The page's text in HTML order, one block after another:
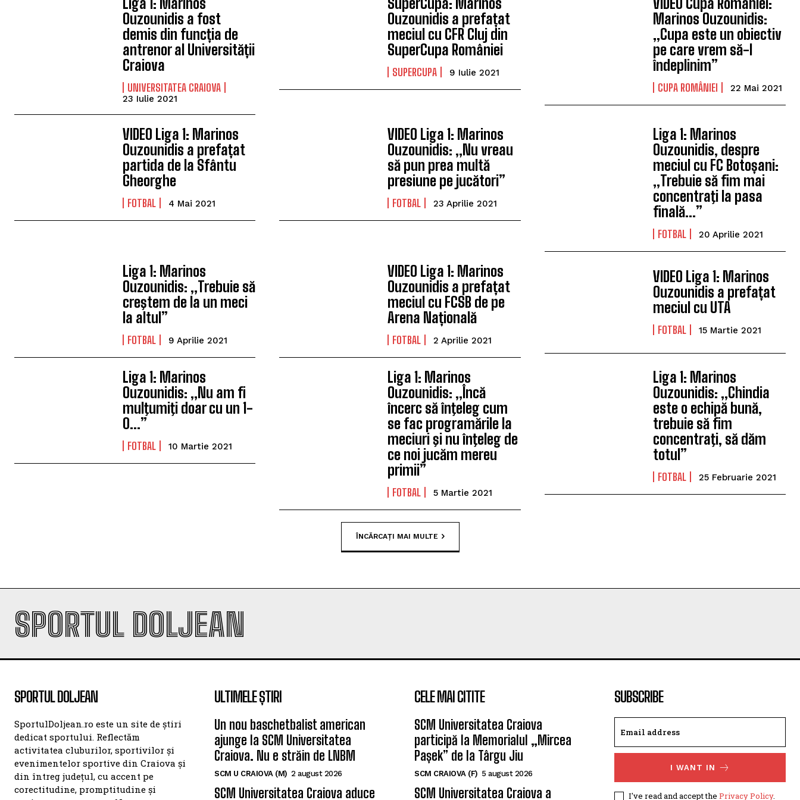
Ouzounidis a fost
demis din funcția de
antrenor al Universității
Craiova
UNIVERSITATEA CRAIOVA
23 Iulie 2021
Ouzounidis a prefațat
meciul cu CFR Cluj din
SuperCupa României
SUPERCUPA 9 Iulie 2021
Marinos Ouzounidis:
„Cupa este un obiectiv
pe care vrem să-l
îndeplinim”
CUPA ROMÂNIEI 22 Mai 2021
VIDEO Liga 1: Marinos
Ouzounidis a prefațat
partida de la Sfântu
Gheorghe
FOTBAL 4 Mai 2021
VIDEO Liga 1: Marinos
Ouzounidis: „Nu vreau
să pun prea multă
presiune pe jucători”
FOTBAL 23 Aprilie 2021
Liga 1: Marinos
Ouzounidis, despre
meciul cu FC Botoșani:
„Trebuie să fim mai
concentraţi la pasa
finală…”
FOTBAL 20 Aprilie 2021
Liga 1: Marinos
Ouzounidis: „Trebuie să
creştem de la un meci
la altul”
FOTBAL 9 Aprilie 2021
VIDEO Liga 1: Marinos
Ouzounidis a prefațat
meciul cu FCSB de pe
Arena Națională
FOTBAL 2 Aprilie 2021
VIDEO Liga 1: Marinos
Ouzounidis a prefațat
meciul cu UTA
FOTBAL 15 Martie 2021
Liga 1: Marinos
Ouzounidis: „Nu am fi
mulţumiţi doar cu un 1-
0…”
FOTBAL 10 Martie 2021
Liga 1: Marinos
Ouzounidis: „Încă
încerc să înţeleg cum
se fac programările la
meciuri şi nu înţeleg de
ce noi jucăm mereu
primii”
FOTBAL 5 Martie 2021
Liga 1: Marinos
Ouzounidis: „Chindia
este o echipă bună,
trebuie să fim
concentraţi, să dăm
totul”
FOTBAL 25 Februarie 2021
ÎNCĂRCAȚI MAI MULTE
SPORTUL DOLJEAN
SPORTUL DOLJEAN
SportulDoljean.ro este un site de știri
dedicat sportului. Reflectăm
activitatea cluburilor, sportivilor și
evenimentelor sportive din Craiova și
din întreg județul, cu accent pe
corectitudine, promptitudine și
ULTIMELE ȘTIRI
Un nou baschetbalist american
ajunge la SCM Universitatea
Craiova. Nu e străin de LNBM
SCM U CRAIOVA (M) 2 august 2026
SCM Universitatea Craiova aduce
CELE MAI CITITE
SCM Universitatea Craiova
participă la Memorialul „Mircea
Pașek” de la Târgu Jiu
SCM CRAIOVA (F) 5 august 2026
SCM Universitatea Craiova a
SUBSCRIBE
I WANT IN
I've read and accept the Privacy Policy.